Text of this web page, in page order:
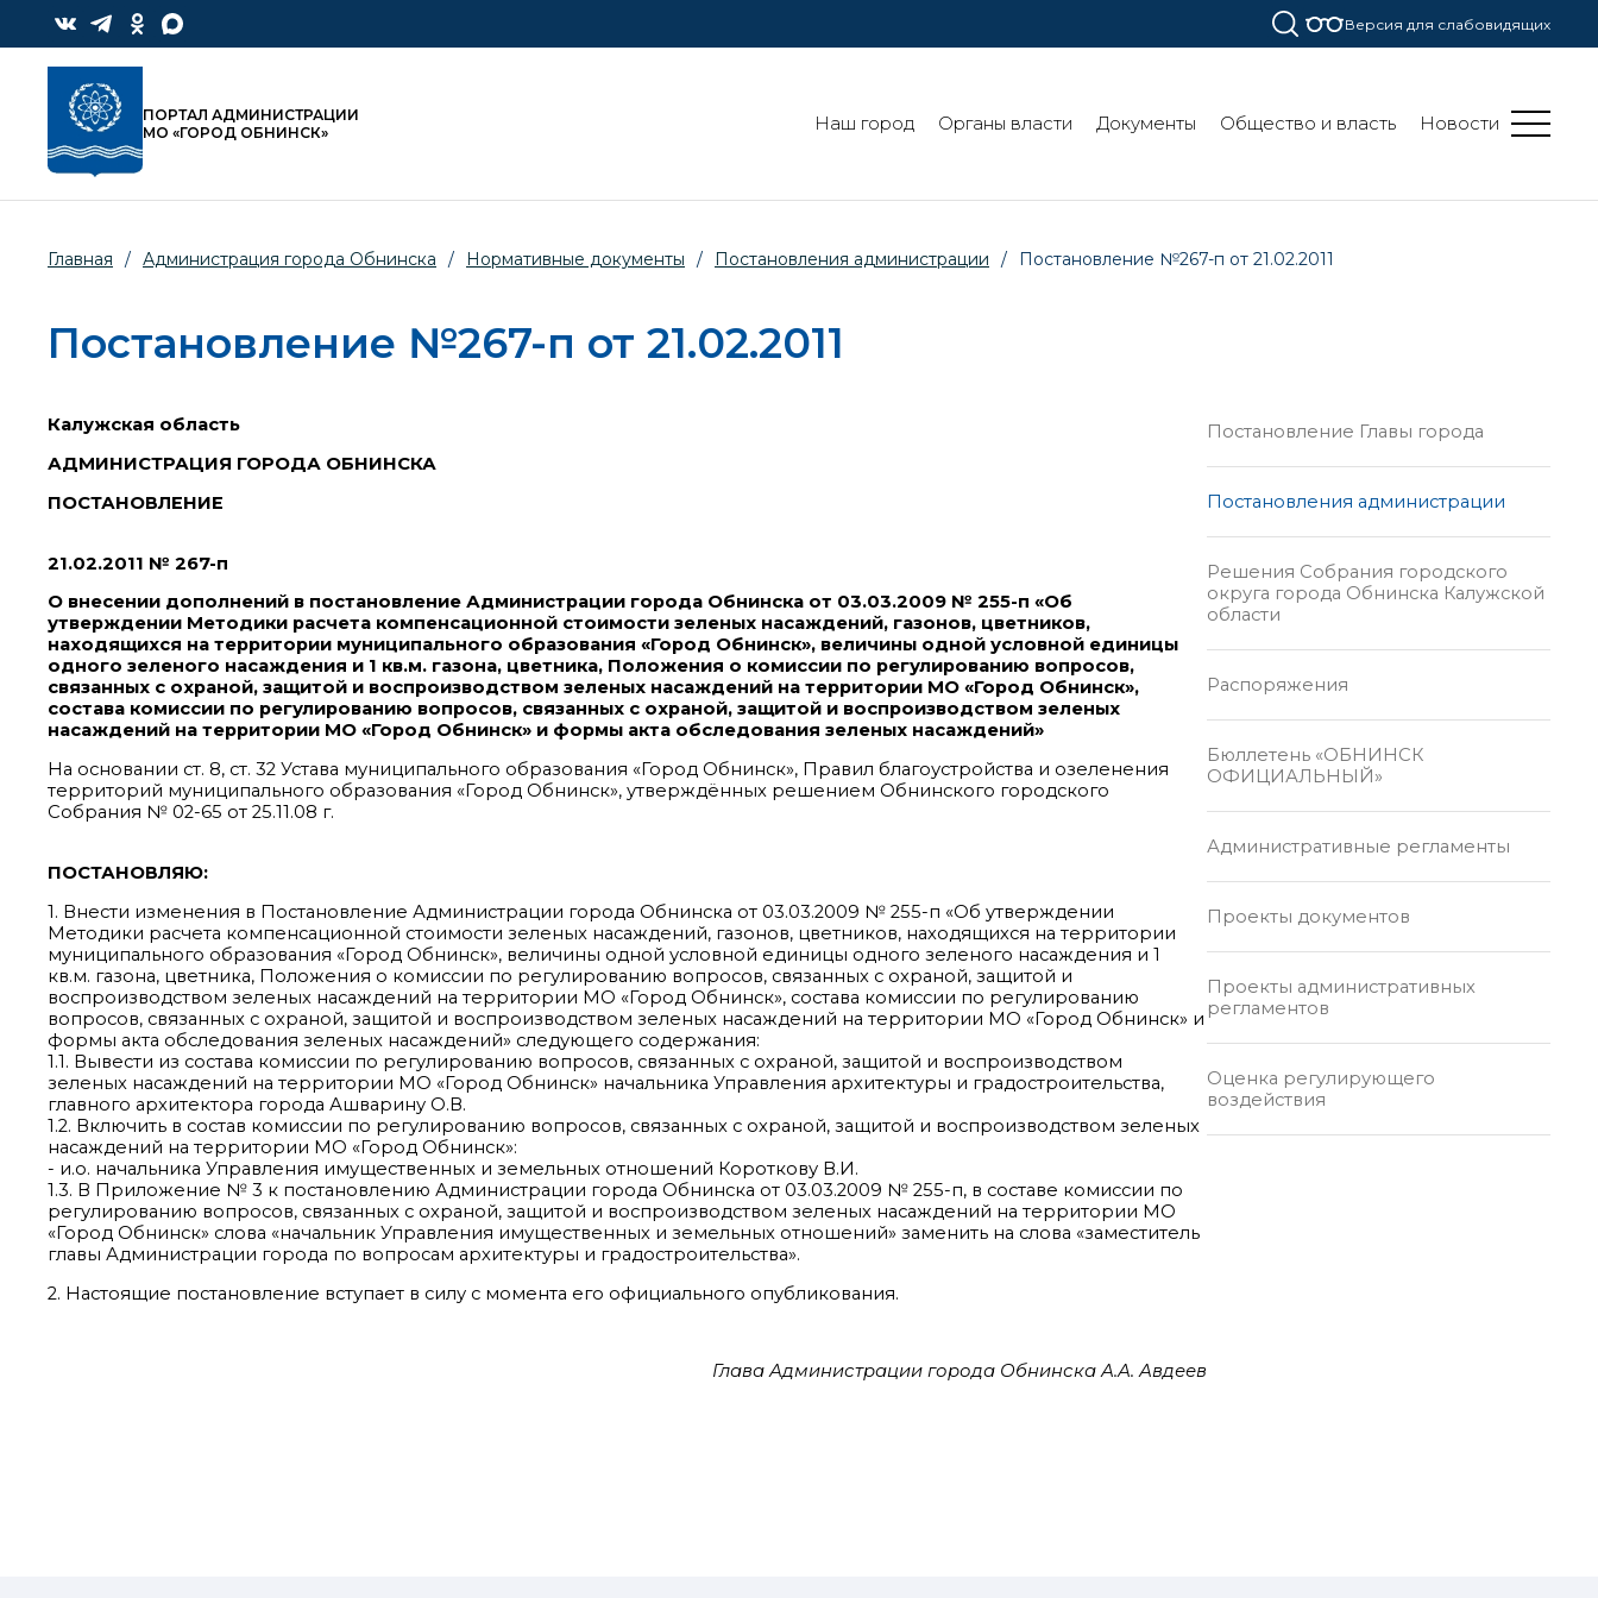
Версия для слабовидящих
ПОРТАЛ АДМИНИСТРАЦИИ
МО «ГОРОД ОБНИНСК»
Наш город Органы власти Документы Общество и власть Новости
Главная / Администрация города Обнинска / Нормативные документы / Постановления администрации / Постановление №267-п от 21.02.2011
Постановление №267-п от 21.02.2011
Калужская область
АДМИНИСТРАЦИЯ ГОРОДА ОБНИНСКА
ПОСТАНОВЛЕНИЕ
21.02.2011 № 267-п
О внесении дополнений в постановление Администрации города Обнинска от 03.03.2009 № 255-п «Об
утверждении Методики расчета компенсационной стоимости зеленых насаждений, газонов, цветников,
находящихся на территории муниципального образования «Город Обнинск», величины одной условной единицы
одного зеленого насаждения и 1 кв.м. газона, цветника, Положения о комиссии по регулированию вопросов,
связанных с охраной, защитой и воспроизводством зеленых насаждений на территории МО «Город Обнинск»,
состава комиссии по регулированию вопросов, связанных с охраной, защитой и воспроизводством зеленых
насаждений на территории МО «Город Обнинск» и формы акта обследования зеленых насаждений»
На основании ст. 8, ст. 32 Устава муниципального образования «Город Обнинск», Правил благоустройства и озеленения
территорий муниципального образования «Город Обнинск», утверждённых решением Обнинского городского
Собрания № 02-65 от 25.11.08 г.
ПОСТАНОВЛЯЮ:
1. Внести изменения в Постановление Администрации города Обнинска от 03.03.2009 № 255-п «Об утверждении
Методики расчета компенсационной стоимости зеленых насаждений, газонов, цветников, находящихся на территории
муниципального образования «Город Обнинск», величины одной условной единицы одного зеленого насаждения и 1
кв.м. газона, цветника, Положения о комиссии по регулированию вопросов, связанных с охраной, защитой и
воспроизводством зеленых насаждений на территории МО «Город Обнинск», состава комиссии по регулированию
вопросов, связанных с охраной, защитой и воспроизводством зеленых насаждений на территории МО «Город Обнинск» и
формы акта обследования зеленых насаждений» следующего содержания:
1.1. Вывести из состава комиссии по регулированию вопросов, связанных с охраной, защитой и воспроизводством
зеленых насаждений на территории МО «Город Обнинск» начальника Управления архитектуры и градостроительства,
главного архитектора города Ашварину О.В.
1.2. Включить в состав комиссии по регулированию вопросов, связанных с охраной, защитой и воспроизводством зеленых
насаждений на территории МО «Город Обнинск»:
- и.о. начальника Управления имущественных и земельных отношений Короткову В.И.
1.3. В Приложение № 3 к постановлению Администрации города Обнинска от 03.03.2009 № 255-п, в составе комиссии по
регулированию вопросов, связанных с охраной, защитой и воспроизводством зеленых насаждений на территории МО
«Город Обнинск» слова «начальник Управления имущественных и земельных отношений» заменить на слова «заместитель
главы Администрации города по вопросам архитектуры и градостроительства».
2. Настоящие постановление вступает в силу с момента его официального опубликования.
Глава Администрации города Обнинска А.А. Авдеев
Постановление Главы города
Постановления администрации
Решения Собрания городского
округа города Обнинска Калужской
области
Распоряжения
Бюллетень «ОБНИНСК
ОФИЦИАЛЬНЫЙ»
Административные регламенты
Проекты документов
Проекты административных
регламентов
Оценка регулирующего
воздействия